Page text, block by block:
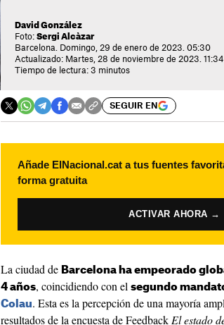
David González
Foto: Sergi Alcàzar
Barcelona. Domingo, 29 de enero de 2023. 05:30
Actualizado: Martes, 28 de noviembre de 2023. 11:34
Tiempo de lectura: 3 minutos
SEGUIR EN
Añade ElNacional.cat a tus fuentes
forma gratuita
ACTIVAR AHORA →
La ciudad de Barcelona ha empeorado
4 años, coincidiendo con el segundo
Colau. Esta es la percepción de una mayoría
resultados de la encuesta de Feedback El estado